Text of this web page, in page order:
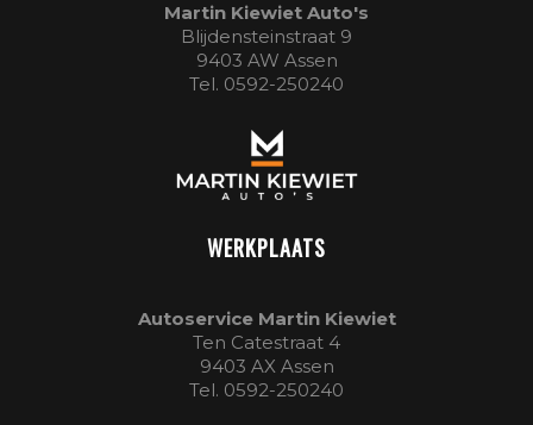
Martin Kiewiet Auto's
Blijdensteinstraat 9
9403 AW Assen
Tel. 0592-250240
WERKPLAATS
Autoservice Martin Kiewiet
Ten Catestraat 4
9403 AX Assen
Tel. 0592-250240